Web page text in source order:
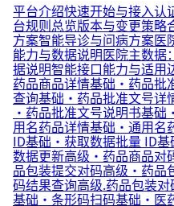
平台介绍快速开始与接入认
台规则总览版本与变更策略
方案智能导诊与问病方案医
能力与数据说明医院主数据
据说明智能接口能力与适用
药品商品详情基础·药品批
查询基础·药品批准文号详
·药品批准文号说明书基础
用名药品详情基础·通用名
ID基础·获取数据批量 ID
数据更新高级·药品商品对
品包装提交对码高级·药品
码结果查询高级.药品包装
基础·条形码扫码基础·医